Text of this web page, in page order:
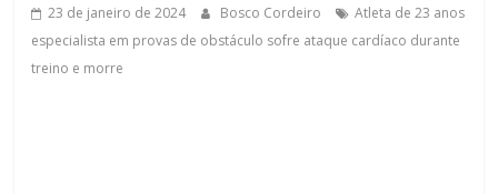
23 de janeiro de 2024 Bosco Cordeiro
Atleta de 23 anos
especialista em provas de obstáculo sofre ataque cardíaco durante
treino e morre